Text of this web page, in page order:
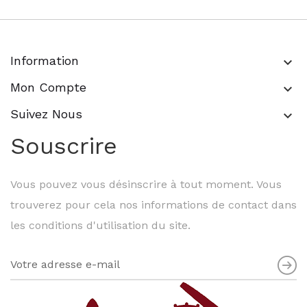
Information keyboard_arrow_down
Mon Compte keyboard_arrow_down
Suivez Nous keyboard_arrow_down
Souscrire
Vous pouvez vous désinscrire à tout moment. Vous
trouverez pour cela nos informations de contact dans
les conditions d'utilisation du site.